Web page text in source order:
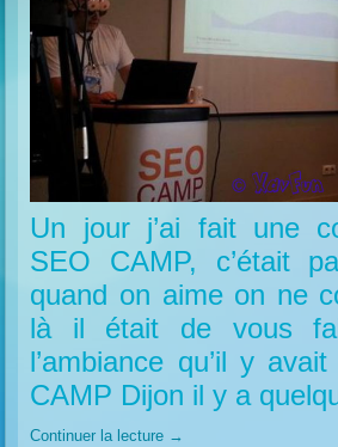
Un jour j’ai fait une
SEO CAMP, c’était
quand on aime on ne
là il était de vous
l’ambiance qu’il y
CAMP Dijon il y a
Continuer la lecture →